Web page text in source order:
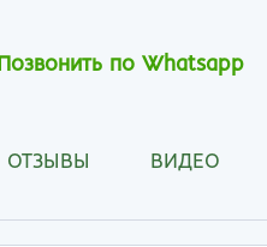
Позвонить по Whatsapp
ОТЗЫВЫ ВИДЕО